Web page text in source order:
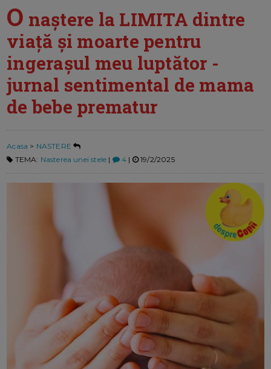
O naștere la LIMITA dintre
viață și moarte pentru
ingerașul meu luptător -
jurnal sentimental de mama
de bebe prematur
Acasa > NASTERE
TEMA: Nasterea unei stele | 4 | 19/2/2025